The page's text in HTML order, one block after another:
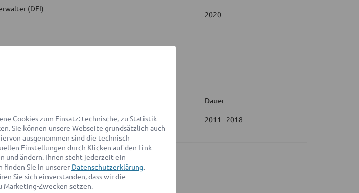
(DFI)
2020
Dauer
2011 - 2018
& juristische Titel
Cookies zum Einsatz: technische, zu Statistik-
Sie können unsere Webseite grundsätzlich auch
ausgenommen sind die technisch
Einstellungen durch Klicken auf den Link
und ändern. Ihnen steht jederzeit ein
Sie in unserer Datenschutzerklärung.
Sie sich einverstanden, dass wir die
Marketing-Zwecken setzen.